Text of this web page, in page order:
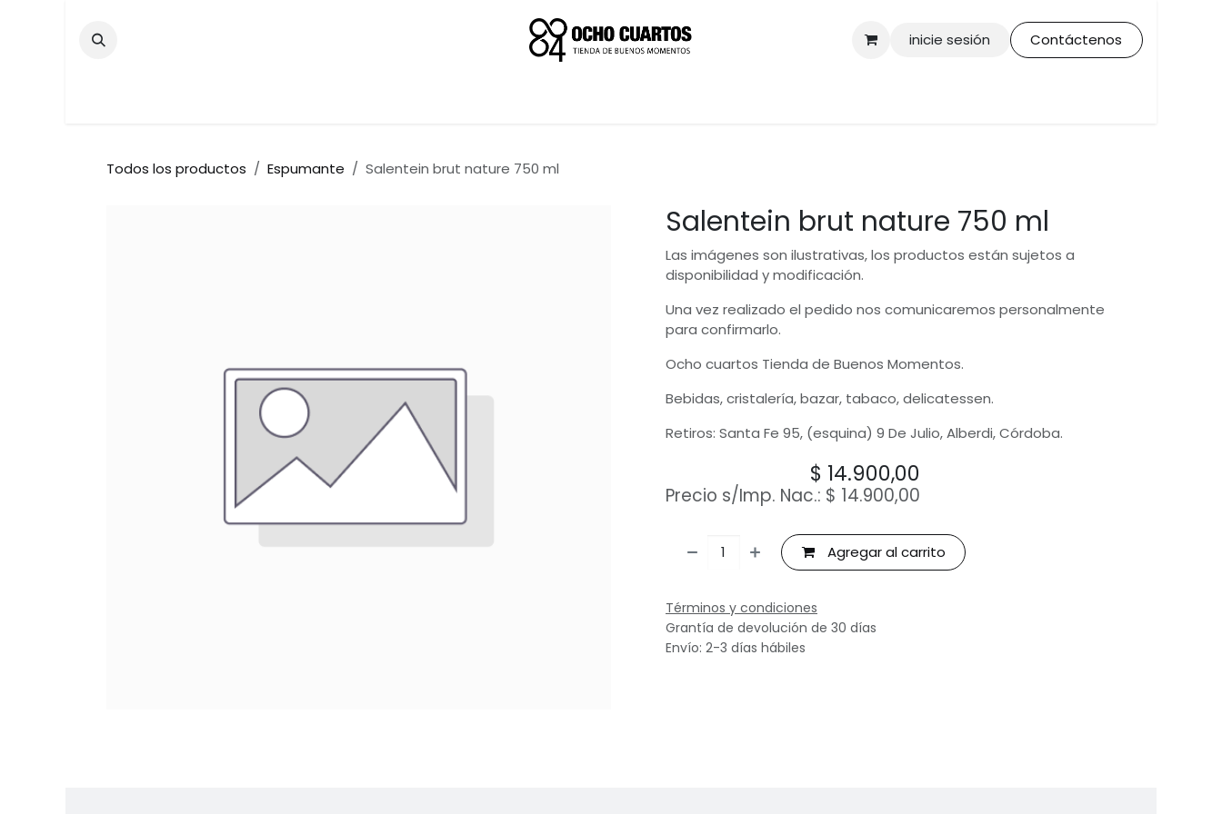
inicie sesión
Contáctenos
Todos los productos Espumante Salentein brut nature 750 ml
Salentein brut nature 750 ml
Las imágenes son ilustrativas, los productos están sujetos a
disponibilidad y modificación.
Una vez realizado el pedido nos comunicaremos personalmente
para confirmarlo.
Ocho cuartos Tienda de Buenos Momentos.
Bebidas, cristalería, bazar, tabaco, delicatessen.
Retiros: Santa Fe 95, (esquina) 9 De Julio, Alberdi, Córdoba.
$ 14.900,00
Precio s/Imp. Nac.: $ 14.900,00
Agregar al carrito
Términos y condiciones
Grantía de devolución de 30 días
Envío: 2-3 días hábiles